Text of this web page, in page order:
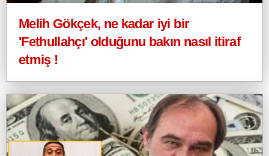
Melih Gökçek, ne kadar iyi bir
'Fethullahçı' olduğunu bakın nasıl itiraf
etmiş !